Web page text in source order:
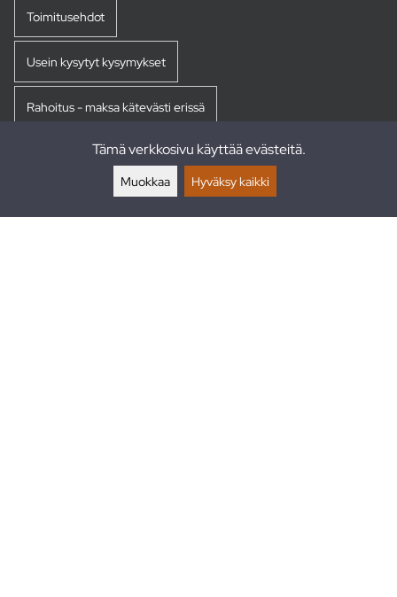
Toimitusehdot
Usein kysytyt kysymykset
Rahoitus - maksa kätevästi erissä
Tämä verkkosivu käyttää evästeitä.
Muokkaa Hyväksy kaikki